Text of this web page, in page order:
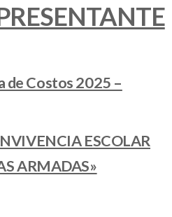
de Costos 2025 –
ESCOLAR
ARMADAS»